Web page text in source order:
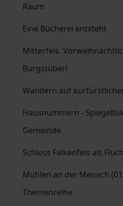
Raum
Eine Bücherei entsteht
Mitterfels.
Burgstüberl
Wandern auf
Hausnummern -
Gemeinde
Schloss Falkenfels als
Mühlen an der Menach
Themenreihe